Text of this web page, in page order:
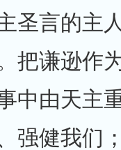
圣言的主
把谦逊作
中由天主
强健我们